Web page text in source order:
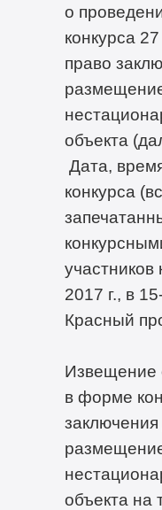
о
конкурса
право
объекта
Дата,
конкурса
участников
2017 г., в
Красный
Извещение
в форме
объекта на